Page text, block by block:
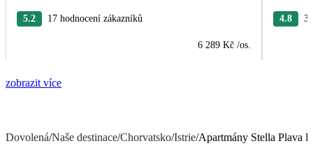
5.2 17 hodnocení zákazníků
6 289 Kč /os.
4.8
zobrazit více
Dovolená/Naše destinace/Chorvatsko/Istrie/Apartmány Stella Plava